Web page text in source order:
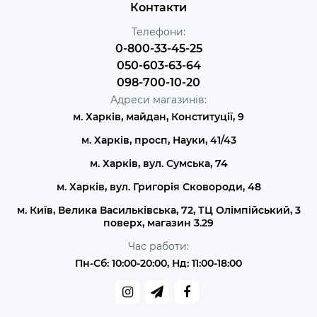
Контакти
Телефони:
0-800-33-45-25
050-603-63-64
098-700-10-20
Адреси магазинів:
м. Харків, майдан, Конституції, 9
м. Харків, просп, Науки, 41/43
м. Харків, вул. Сумська, 74
м. Харків, вул. Григорія Сковороди, 48
м. Київ, Велика Васильківська, 72, ТЦ Олімпійський, 3
поверх, магазин 3.29
Час работи:
Пн-Сб: 10:00-20:00, Нд: 11:00-18:00